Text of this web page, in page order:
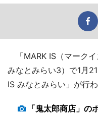
「MARK IS（マーク
みなとみらい3）で1月
IS みなとみらい」が行わ
「鬼太郎商店」の